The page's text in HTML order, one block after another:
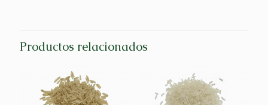
Productos relacionados